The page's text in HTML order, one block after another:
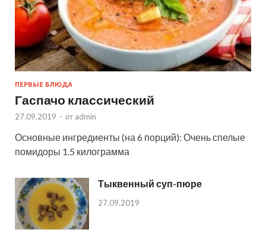
ПЕРВЫЕ БЛЮДА
Гаспачо классический
27.09.2019 - от admin
Основные ингредиенты (на 6 порций): Очень спелые
помидоры 1.5 килограмма
Тыквенный суп-пюре
27.09.2019